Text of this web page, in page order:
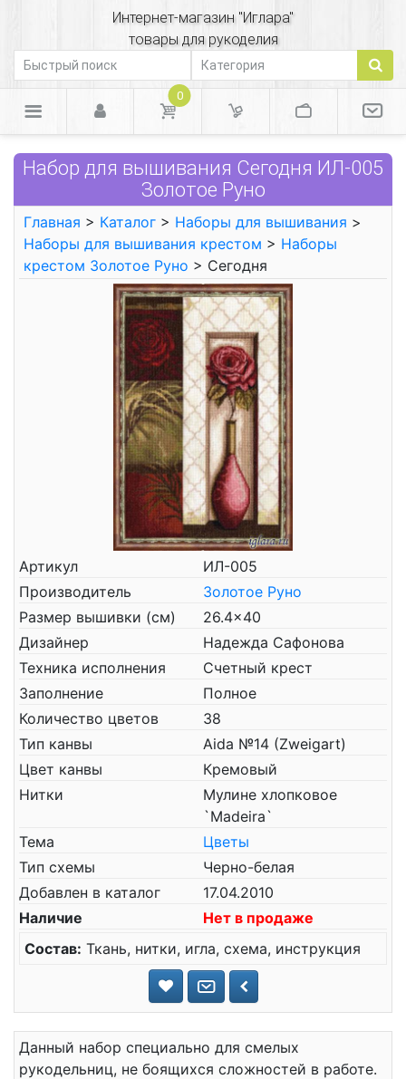
Интернет-магазин "Иглара"
товары для рукоделия
0
Набор для вышивания Сегодня ИЛ-005
Золотое Руно
Главная > Каталог > Наборы для вышивания >
Наборы для вышивания крестом > Наборы
крестом Золотое Руно > Сегодня
Артикул
ИЛ-005
Производитель
Золотое Руно
Размер вышивки (см)
26.4x40
Дизайнер
Надежда Сафонова
Техника исполнения
Счетный крест
Заполнение
Полное
Количество цветов
38
Тип канвы
Aida №14 (Zweigart)
Цвет канвы
Кремовый
Нитки
Мулине хлопковое
`Madeira`
Тема
Цветы
Тип схемы
Черно-белая
Добавлен в каталог
17.04.2010
Наличие
Нет в продаже
Состав: Ткань, нитки, игла, схема, инструкция
Данный набор специально для смелых
рукодельниц, не боящихся сложностей в работе.